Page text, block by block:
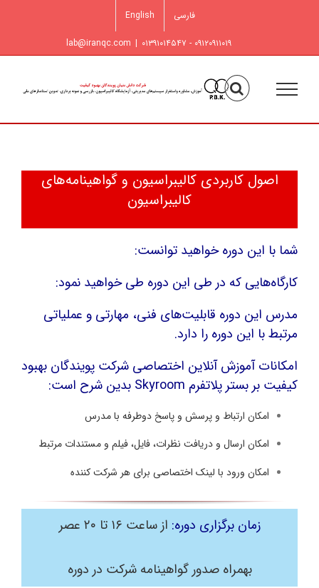
فارسی English
۰۹۱۲۰۹۱۱۰۱۹ - ۰۱۳۹۱۰۱۴۵۴۷ |
lab@iranqc.com
اصول کاربردی کالیبراسیون و گواهینامه‌های
کالیبراسیون
شما با این دوره خواهید توانست:
کارگاه‌هایی که در طی این دوره طی خواهید نمود:
مدرس این دوره قابلیت‌های فنی، مهارتی و عملیاتی
مرتبط با این دوره را دارد.
امکانات آموزش آنلاین اختصاصی شرکت پویندگان بهبود
کیفیت بر بستر پلاتفرم Skyroom بدین شرح است:
امکان ارتباط و پرسش و پاسخ دوطرفه با مدرس
امکان ارسال و دریافت نظرات، فایل، فیلم و مستندات مرتبط
امکان ورود با لینک اختصاصی برای هر شرکت کننده
زمان برگزاری دوره: از ساعت ۱۶ تا ۲۰ عصر
بهمراه صدور گواهینامه شرکت در دوره